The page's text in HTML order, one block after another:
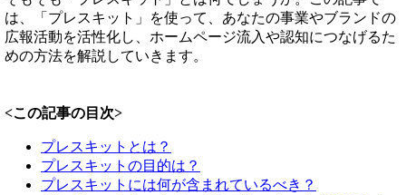
は、「プレスキット」を使って、あなたの事業やブランドの
広報活動を活性化し、ホームページ流入や認知につなげるた
めの方法を解説していきます。
<この記事の目次>
プレスキットとは？
プレスキットの目的は？
プレスキットには何が含まれているべき？